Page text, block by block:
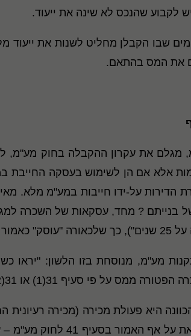
לקבוע שהנכס לא שינה את ייעוד.
שבו הקבלן מחליט לשנות את ייעוד
את המס בהתאם.
מע"מ, מגלם את עקרון ההקבלה בחוק
אלא אם הן לשימוש בעסקה החייבת
הדירות על-ידו חייבות במע"מ מלא.
פטורות ממע"מ.
31(2) לחוק, אם מי שהשכיר את המקרקעין עשה בהם גם את עבודות הבנייה".
היא פעולת מכירה (מכירה
ינכה מס תשומות